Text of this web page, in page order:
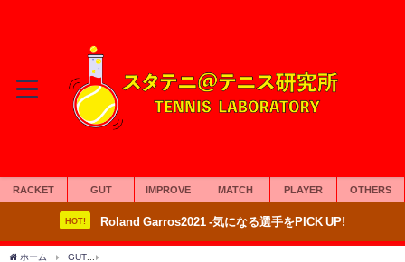
RACKET GUT IMPROVE MATCH PLAYER OTHERS
HOT! Roland Garros2021 -気になる選手をPICK UP!
ホーム GUT